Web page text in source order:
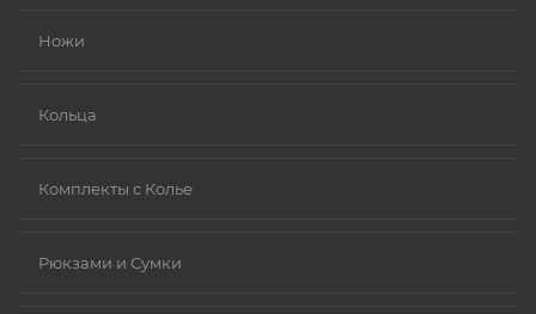
Ножи
Кольца
Комплекты с Колье
Рюкзами и Сумки